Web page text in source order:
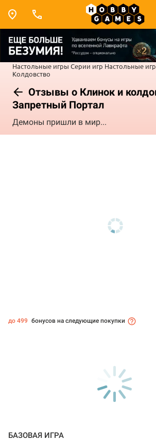
Настольные игры Серии игр Настольные
Колдовство
Отзывы о Клинок и
Запретный Портал
Демоны пришли в мир...
до 499 бонусов на следующие покупки
БАЗОВАЯ ИГРА